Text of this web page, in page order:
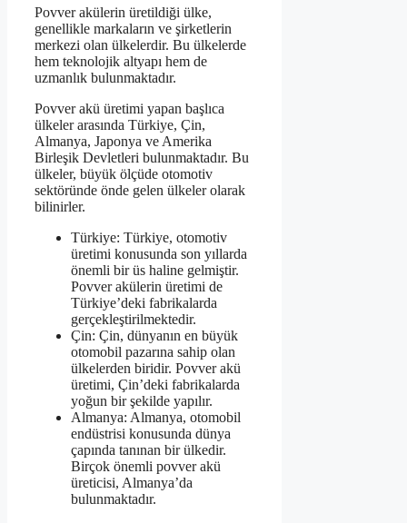
Povver akülerin üretildiği ülke,
genellikle markaların ve şirketlerin
merkezi olan ülkelerdir. Bu ülkelerde
hem teknolojik altyapı hem de
uzmanlık bulunmaktadır.
Povver akü üretimi yapan başlıca
ülkeler arasında Türkiye, Çin,
Almanya, Japonya ve Amerika
Birleşik Devletleri bulunmaktadır. Bu
ülkeler, büyük ölçüde otomotiv
sektöründe önde gelen ülkeler olarak
bilinirler.
Türkiye: Türkiye, otomotiv
üretimi konusunda son yıllarda
önemli bir üs haline gelmiştir.
Povver akülerin üretimi de
Türkiye’deki fabrikalarda
gerçekleştirilmektedir.
Çin: Çin, dünyanın en büyük
otomobil pazarına sahip olan
ülkelerden biridir. Povver akü
üretimi, Çin’deki fabrikalarda
yoğun bir şekilde yapılır.
Almanya: Almanya, otomobil
endüstrisi konusunda dünya
çapında tanınan bir ülkedir.
Birçok önemli povver akü
üreticisi, Almanya’da
bulunmaktadır.